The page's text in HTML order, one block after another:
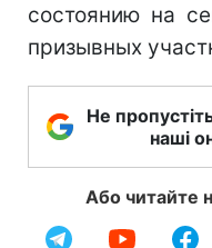
состоянию на
призывных
Не
наші
Або читайте